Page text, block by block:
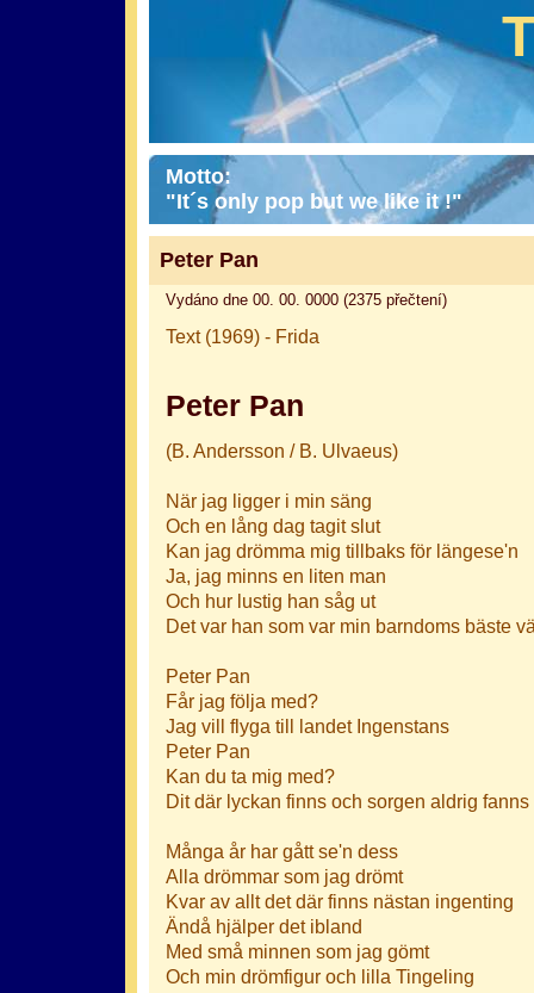
Motto:
"It´s only pop but we like it !"
Peter Pan
Vydáno dne 00. 00. 0000 (2375 přečtení)
Text (1969) - Frida
Peter Pan
(B. Andersson / B. Ulvaeus)
När jag ligger i min säng
Och en lång dag tagit slut
Kan jag drömma mig tillbaks för längese'n
Ja, jag minns en liten man
Och hur lustig han såg ut
Det var han som var min barndoms bäste
Peter Pan
Får jag följa med?
Jag vill flyga till landet Ingenstans
Peter Pan
Kan du ta mig med?
Dit där lyckan finns och sorgen aldrig fanns
Många år har gått se'n dess
Alla drömmar som jag drömt
Kvar av allt det där finns nästan ingenting
Ändå hjälper det ibland
Med små minnen som jag gömt
Och min drömfigur och lilla Tingeling